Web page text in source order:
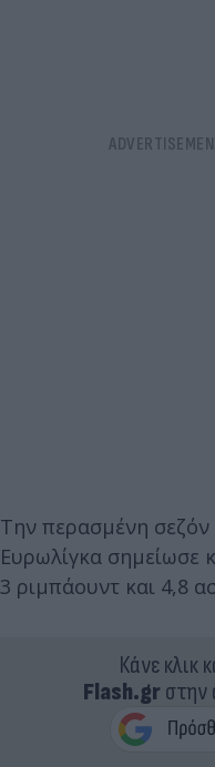
Την περασμένη
Ευρωλίγκα σημείωσε
3 ριμπάουντ και 4,8
Κάνε κλικ
Flash.grστην